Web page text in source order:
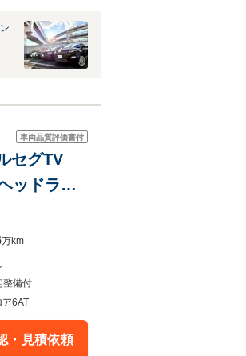
車両品質評価書付
セグTV
ッドラン
万km
整備付
ア6AT
・見積依頼